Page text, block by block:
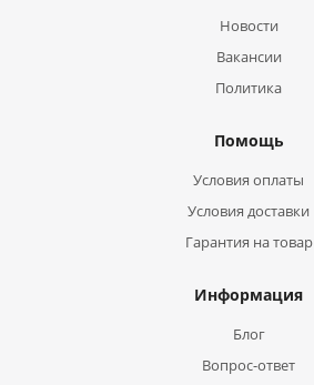
Новости
Вакансии
Политика
Помощь
Условия оплаты
Условия доставки
Гарантия на товар
Информация
Блог
Вопрос-ответ